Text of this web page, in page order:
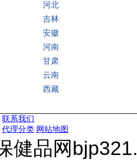
河北
吉林
安徽
河南
甘肃
云南
西藏
联系我们
代理分类 网站地图
健品网